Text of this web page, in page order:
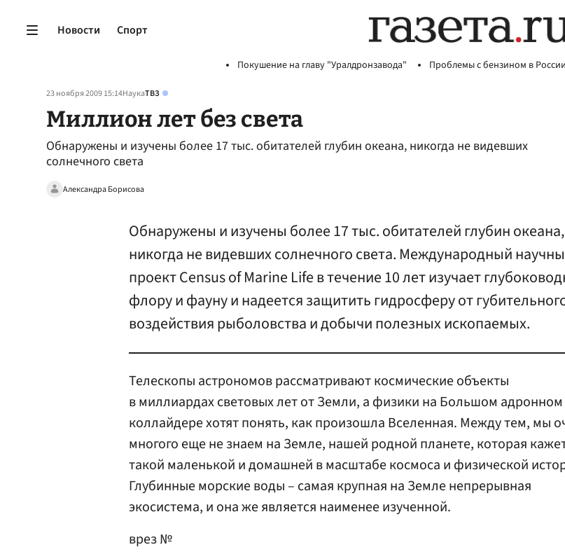
Новости Спорт
Покушение на главу "Уралдронзавода" Проблемы с бензином в России
23 ноября 2009 15:14НаукаТВЗ
Миллион лет без света
Обнаружены и изучены более 17 тыс. обитателей глубин океана, никогда не видевших
солнечного света
Александра Борисова
Обнаружены и изучены более 17 тыс. обитателей глубин океана,
никогда не видевших солнечного света. Международный
проект Census of Marine Life в течение 10 лет изучает
флору и фауну и надеется защитить гидросферу от
воздействия рыболовства и добычи полезных ископаемых.
Телескопы астрономов рассматривают космические объекты
в миллиардах световых лет от Земли, а физики на Большом адронном
коллайдере хотят понять, как произошла Вселенная. Между тем, мы
многого еще не знаем на Земле, нашей родной планете, которая
такой маленькой и домашней в масштабе космоса и физической
Глубинные морские воды – самая крупная на Земле непрерывная
экосистема, и она же является наименее изученной.
врез №